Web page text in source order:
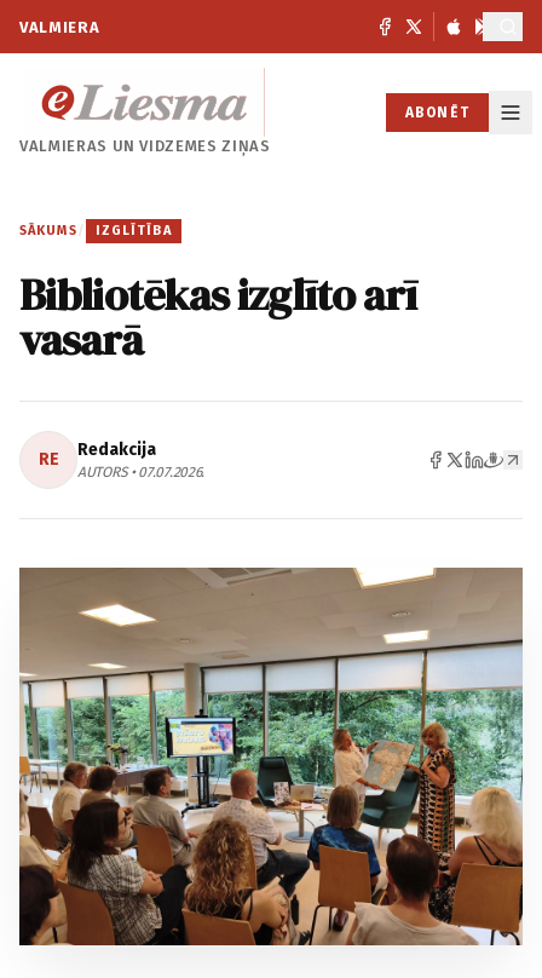
VALMIERA
VALMIERAS UNVIDZEMES ZIŅAS
ABONĒT
SĀKUMS / IZGLĪTĪBA
Bibliotēkas izglīto arī
vasarā
RE Redakcija
AUTORS • 07.07.2026.